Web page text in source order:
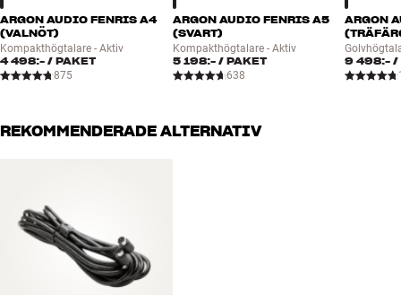
ARGON AUDIO FENRIS A4
(VALNÖT)
Kompakthögtalare - Aktiv
4 498:- / PAKET
875
ARGON AUDIO FENRIS A5
(SVART)
Kompakthögtalare - Aktiv
5 198:-/ PAKET
638
ARGON
9 498:- /
REKOMMENDERADE ALTERNATIV